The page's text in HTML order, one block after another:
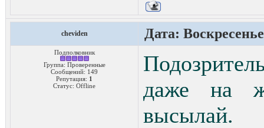
cheviden Дата:
Подполковник
Группа: Проверенные
Сообщений: 149
Репутация: 1
Статус: Offline
даже на
высылай.